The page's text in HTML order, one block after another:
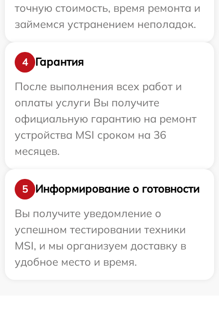
точную стоимость, время ремонта и
займемся устранением неполадок.
4
Гарантия
После выполнения всех работ и
оплаты услуги Вы получите
официальную гарантию на ремонт
устройства MSI сроком на 36
месяцев.
5
Информирование о готовности
Вы получите уведомление о
успешном тестировании техники
MSI, и мы организуем доставку в
удобное место и время.